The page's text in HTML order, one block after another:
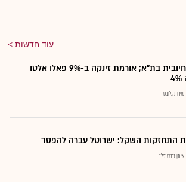
עוד חדשות
נעילה חיובית בת"א; אורמת זינקה ב-9% פאלו אלטו
שירות גלובס
התחזקות השקל: ישרוטל עברה להפסד
איתן גרסטנפלד